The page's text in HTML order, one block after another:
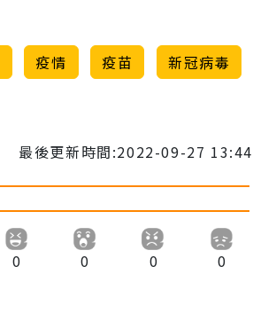
疫情 疫苗 新冠病毒
最後更新時間:2022-09-27 13:44
0 0 0 0